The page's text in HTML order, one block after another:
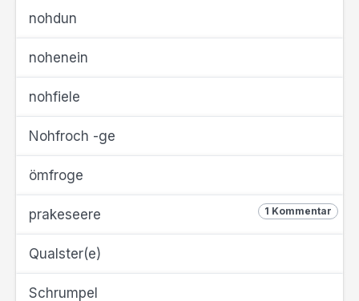
nohdun
nohenein
nohfiele
Nohfroch -ge
ömfroge
1 Kommentar
prakeseere
Qualster(e)
Schrumpel